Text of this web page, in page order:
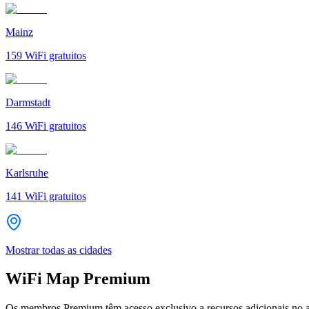
Mainz
159 WiFi gratuitos
Darmstadt
146 WiFi gratuitos
Karlsruhe
141 WiFi gratuitos
Mostrar todas as cidades
WiFi Map Premium